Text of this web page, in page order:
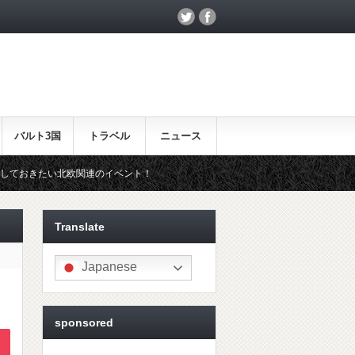
バルト3国 トラベル ニュース
連のイベント！ 北欧らしいギフトをお探しの方はこちら♪
Translate
Japanese
sponsored